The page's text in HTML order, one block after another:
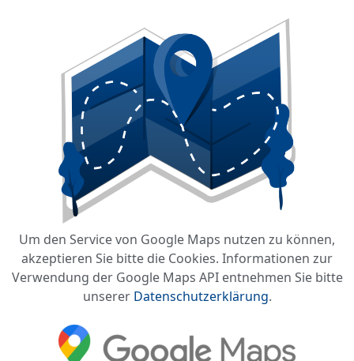
Um den Service von Google Maps nutzen zu können,
akzeptieren Sie bitte die Cookies. Informationen zur
Verwendung der Google Maps API entnehmen Sie bitte
unserer Datenschutzerklärung.